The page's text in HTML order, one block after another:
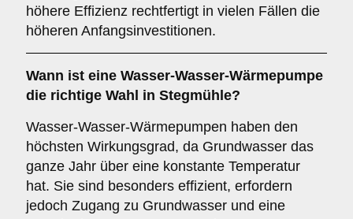
höhere Effizienz rechtfertigt in vielen Fällen die
höheren Anfangsinvestitionen.
Wann ist eine Wasser-Wasser-Wärmepumpe
die richtige Wahl in Stegmühle?
Wasser-Wasser-Wärmepumpen haben den
höchsten Wirkungsgrad, da Grundwasser das
ganze Jahr über eine konstante Temperatur
hat. Sie sind besonders effizient, erfordern
jedoch Zugang zu Grundwasser und eine